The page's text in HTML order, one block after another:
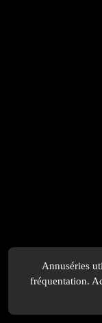
Annuséries
fréquentation.